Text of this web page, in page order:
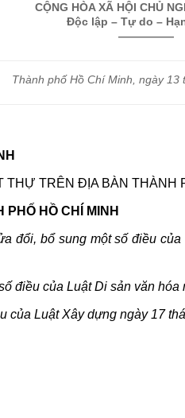
CỘNG HÒA XÃ HỘI CHỦ
Độc lập – Tự do –
—————
Thành phố Hồ Chí Minh, ngày 13
TRÊN ĐỊA BÀN THÀNH
HỒ CHÍ MINH
đổi, bổ sung một số điều
điều của Luật Di sản văn hóa
của Luật Xây dựng ngày 17